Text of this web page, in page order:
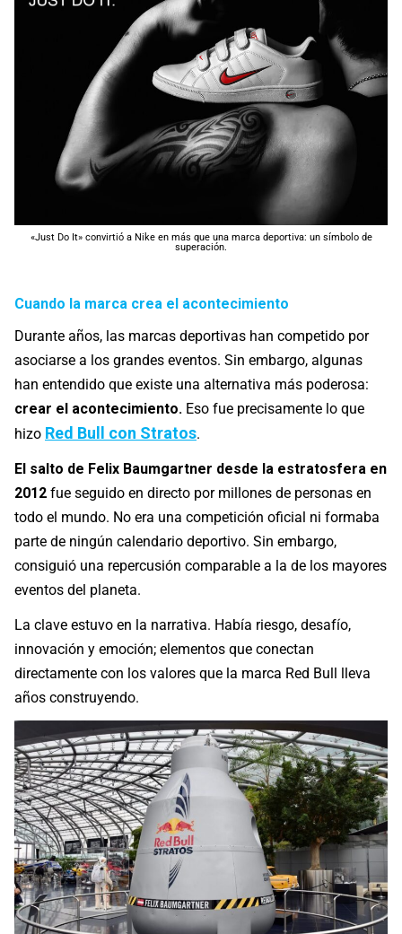
«Just Do It» convirtió a Nike en más que una marca deportiva: un símbolo de
superación.
Cuando la marca crea el acontecimiento
Durante años, las marcas deportivas han competido por
asociarse a los grandes eventos. Sin embargo, algunas
han entendido que existe una alternativa más poderosa:
crear el acontecimiento. Eso fue precisamente lo que
hizo Red Bull con Stratos.
El salto de Felix Baumgartner desde la estratosfera en
2012 fue seguido en directo por millones de personas en
todo el mundo. No era una competición oficial ni formaba
parte de ningún calendario deportivo. Sin embargo,
consiguió una repercusión comparable a la de los mayores
eventos del planeta.
La clave estuvo en la narrativa. Había riesgo, desafío,
innovación y emoción; elementos que conectan
directamente con los valores que la marca Red Bull lleva
años construyendo.